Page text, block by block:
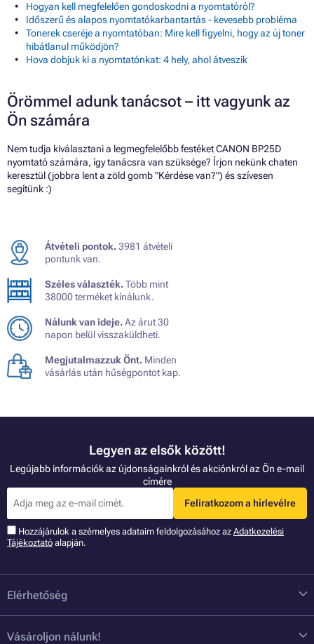
Hogyan kell megfelelően gondoskodni a nyomtatóról?
Időszerű és alapos nyomtatókarbantartás - kevesebb probléma
Tonerek cseréje a nyomtatóban: Mire kell figyelni, hogy az új toner
hibátlanul működjön?
Hova dobjuk ki a nyomtatónkat: 4 hely, ahol átveszik
Örömmel adunk tanácsot – itt vagyunk az
Ön számára
Nem tudja kiválasztani a legmegfelelőbb festéket CANON BP25D
nyomtató számára, így tanácsra van szüksége? Írjon nekünk chaten
keresztül (jobbra lent a zöld gomb "Kérdése van?") és szívesen
segítünk :)
Átvételi pontok.3981 átvételi
pontunk van.
Széles választék.Több mint
38000 terméket kínálunk.
Nálunk van ideje.Az árut 30
napon belül visszaküldheti.
Megjutalmazzuk Önt. Minden
vásárlás után hűségpontot kap.
Legyen az elsők között!
Legújabb információk az újdonságainkról és akciónkról az Ön e-mail
címére
Feliratkozom a hírlevélre
Hozzájárulok a szémelyes adataim feldolgozásához az Adatkezelési
Tájékoztató alapján.
Elérhetőség
Vásároljon nálunk!